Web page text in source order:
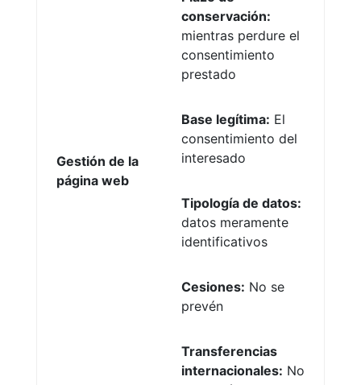
Gestión de la
página web
conservación:
mientras perdure el
consentimiento
prestado
Base legítima: El
consentimiento del
interesado
Tipología de datos:
datos meramente
identificativos
Cesiones: No se
prevén
Transferencias
internacionales: No